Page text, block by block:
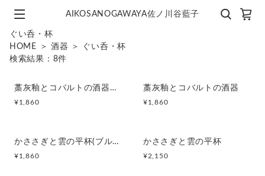
AIKOSANOGAWAYA佐ノ川谷藍子
ぐい呑・杯
HOME ＞ 酒器 ＞
ぐい呑・杯
検索結果： 8件
藁灰釉とコバルトの酒器 大
¥1,860
藁灰釉とコバルトの酒器
¥1,860
かささぎと雲の平杯(ブルー)
¥1,860
かささぎと雲の平杯
¥2,150